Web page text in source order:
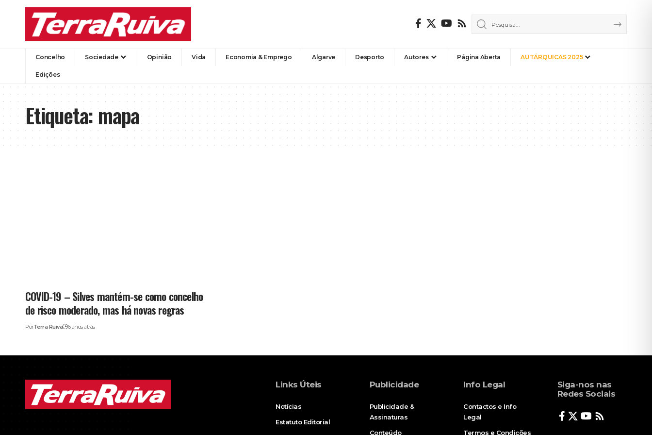
Concelho Sociedade Opinião Vida Economia & Emprego Algarve Desporto Autores Página Aberta AUTÁRQUICAS 2025
Edições
Etiqueta:mapa
COVID-19 – Silves mantém-se como concelho
de risco moderado, mas há novas regras
PorTerra Ruiva 6 anos atrás
Links Úteis
Notícias
Estatuto Editorial
Publicidade
Publicidade &
Assinaturas
Conteúdo
Info Legal
Contactos e Info
Legal
Termos e Condições
Siga-nos nas
Redes Sociais